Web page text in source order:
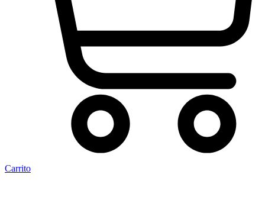
Carrito